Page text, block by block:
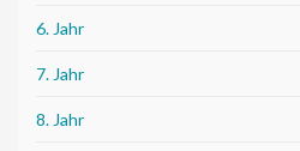
6. Jahr
7. Jahr
8. Jahr